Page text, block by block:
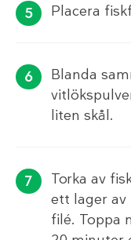
Placera
Blanda
liten skål.
Torka av
ett lager av
filé. Toppa